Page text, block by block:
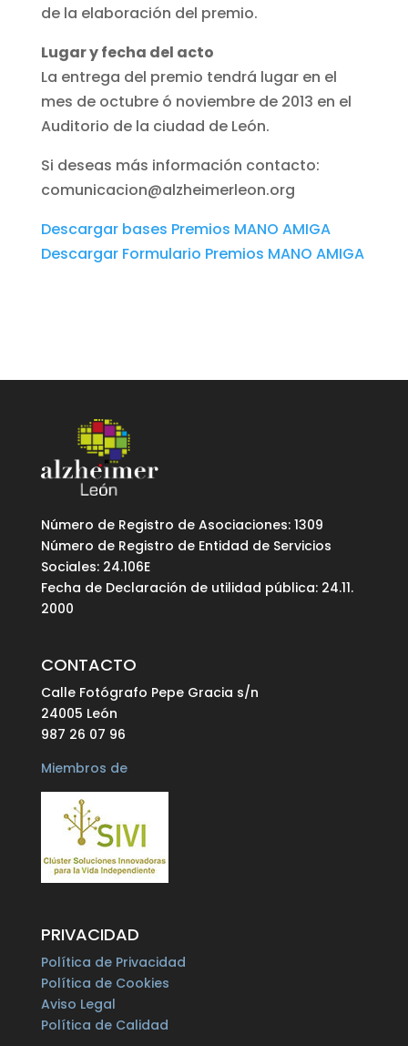
de la elaboración del premio.
Lugar y fecha del acto
La entrega del premio tendrá lugar en el
mes de octubre ó noviembre de 2013 en el
Auditorio de la ciudad de León.
Si deseas más información contacto:
comunicacion@alzheimerleon.org
Descargar bases Premios MANO AMIGA
Descargar Formulario Premios MANO AMIGA
Número de Registro de Asociaciones: 1309
Número de Registro de Entidad de Servicios
Sociales: 24.106E
Fecha de Declaración de utilidad pública: 24.11.
2000
CONTACTO
Calle Fotógrafo Pepe Gracia s/n
24005 León
987 26 07 96
Miembros de
PRIVACIDAD
Política de Privacidad
Política de Cookies
Aviso Legal
Política de Calidad